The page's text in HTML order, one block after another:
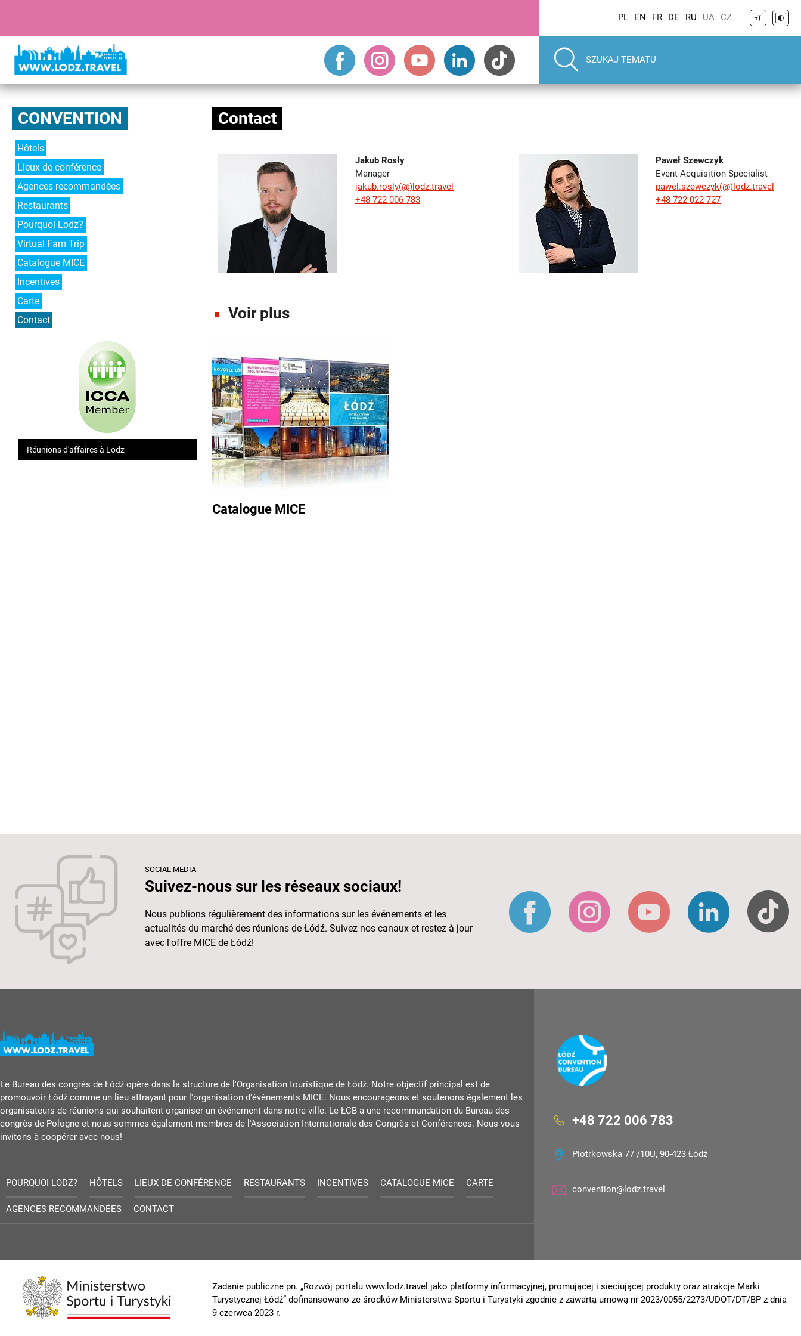
PL EN FR DE RU UA CZ
CONVENTION
Hôtels
Lieux de conférence
Agences recommandées
Restaurants
Pourquoi Lodz?
Virtual Fam Trip
Catalogue MICE
Incentives
Carte
Contact
Réunions d'affaires à Lodz
Contact
Jakub Rosły
Manager
jakub.rosly(@)lodz.travel
+48 722 006 783
Paweł Szewczyk
Event Acquisition Specialist
pawel.szewczyk(@)lodz.travel
+48 722 022 727
Voir plus
Catalogue MICE
SOCIAL MEDIA
Suivez-nous sur les réseaux sociaux!
Nous publions régulièrement des informations sur les événements et les
actualités du marché des réunions de Łódź. Suivez nos canaux et restez à jour
avec l'offre MICE de Łódź!
Le Bureau des congrès de Łódź opère dans la structure de l'Organisation touristique de Łódź. Notre objectif principal est de
promouvoir Łódź comme un lieu attrayant pour l'organisation d'événements MICE. Nous encourageons et soutenons également les
organisateurs de réunions qui souhaitent organiser un événement dans notre ville. Le ŁCB a une recommandation du Bureau des
congrès de Pologne et nous sommes également membres de l'Association Internationale des Congrès et Conférences. Nous vous
invitons à coopérer avec nous!
POURQUOI LODZ? HÔTELS LIEUX DE CONFÉRENCE RESTAURANTS INCENTIVES CATALOGUE MICE CARTE
AGENCES RECOMMANDÉES CONTACT
+48 722 006 783
Piotrkowska 77 /10U, 90-423 Łódź
convention@lodz.travel
Zadanie publiczne pn. „Rozwój portalu www.lodz.travel jako platformy informacyjnej, promującej i sieciującej produkty oraz atrakcje Marki
Turystycznej Łódź” dofinansowano ze środków Ministerstwa Sportu i Turystyki zgodnie z zawartą umową nr 2023/0055/2273/UDOT/DT/BP z dnia
9 czerwca 2023 r.